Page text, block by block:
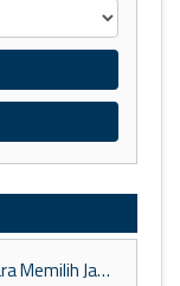
Umrah Terencana Lebih Tenang: Cara Memilih Jadwal dan Paket yang Tepat